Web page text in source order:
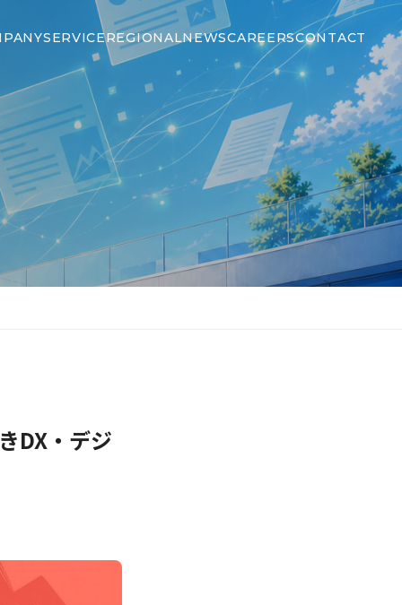
SERVICEREGIONALNEWSCAREERSCONTACT
DX・デジ